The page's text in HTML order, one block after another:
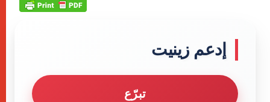
إدعم زينيت
تبرّع